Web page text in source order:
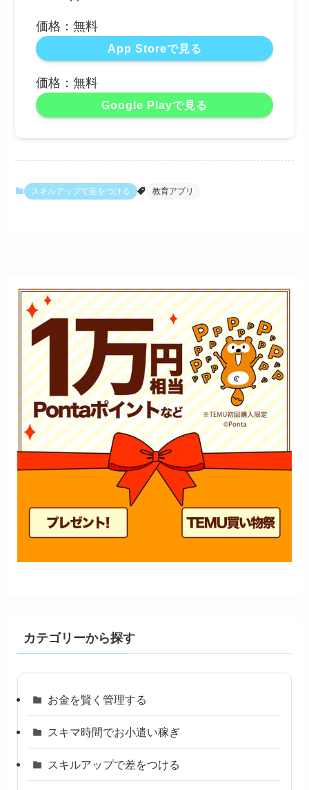
価格：無料
App Storeで見る
価格：無料
Google Playで見る
スキルアップで差をつける 教育アプリ
カテゴリーから探す
お金を賢く管理する
スキマ時間でお小遣い稼ぎ
スキルアップで差をつける